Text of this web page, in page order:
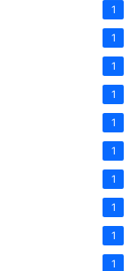
1
1
1
1
1
1
1
1
1
1